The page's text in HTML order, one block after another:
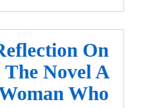
On
The Novel A
Woman Who